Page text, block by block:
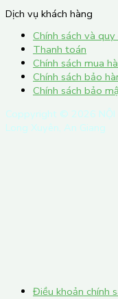
Dịch vụ khách hàng
Chính sách và
Thanh toán
Chính sách mua
Chính sách bảo
Chính sách bảo
Coppyright © 2026
Long Xuyên, An Giang
Điều khoản chính